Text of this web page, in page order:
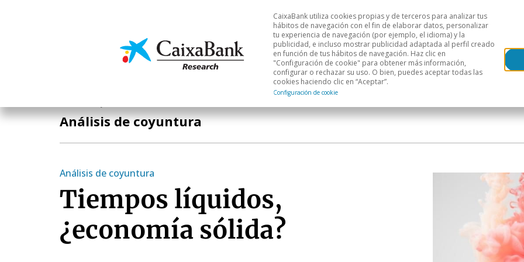
Economía y mercados Análisis sectorial Áreas geográficas
CaixaBank utiliza cookies propias y de terceros para analizar tus
hábitos de navegación con el fin de elaborar datos, personalizar
tu experiencia de navegación (por ejemplo, el idioma) y la
publicidad, e incluso mostrar publicidad adaptada al perfil creado
en función de tus hábitos de navegación. Haz clic en
"Configuración de cookie" para obtener más información,
configurar o rechazar su uso. O bien, puedes aceptar todas las
cookies haciendo clic en “Aceptar”.
Configuración de cookie
Análisis de coyuntura
Análisis de coyuntura
Tiempos líquidos,
¿economía sólida?